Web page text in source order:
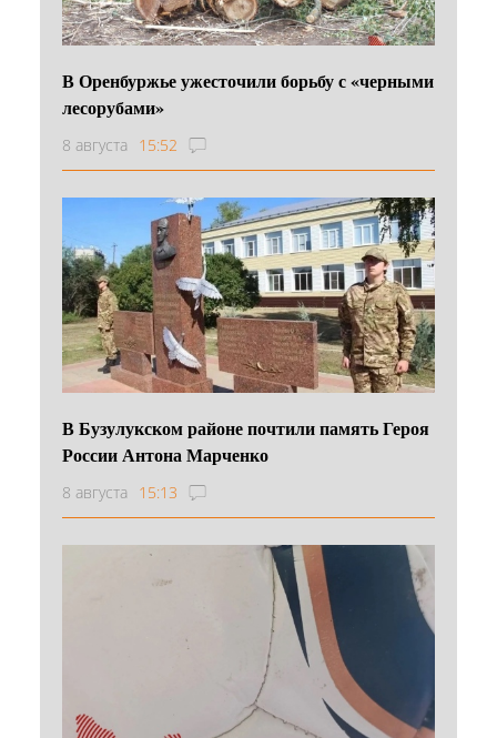
В Оренбуржье ужесточили борьбу с «черными
лесорубами»
8 августа 15:52
В Бузулукском районе почтили память Героя
России Антона Марченко
8 августа 15:13